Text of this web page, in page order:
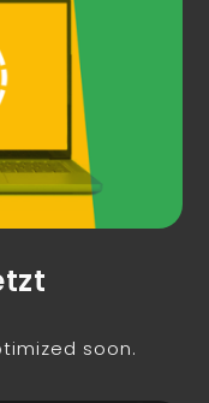
soon.